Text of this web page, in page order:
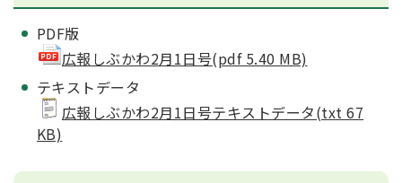
PDF版
広報しぶかわ2月1日号(pdf 5.40 MB)
テキストデータ
広報しぶかわ2月1日号テキストデータ(txt 67
KB)